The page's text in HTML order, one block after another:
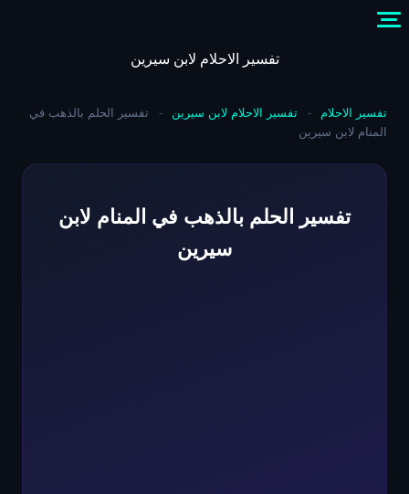
content
تفسير الاحلام لابن سيرين
تفسير الاحلام - تفسير الاحلام لابن سيرين -
تفسير الحلم بالذهب في
المنام لابن سيرين
تفسير الحلم بالذهب في المنام لابن
سيرين